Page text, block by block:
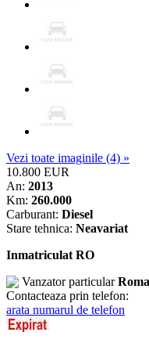
Vezi toate imaginile (4) »
10.800 EUR
An: 2013
Km: 260.000
Carburant: Diesel
Stare tehnica: Neavariat
Inmatriculat RO
Vanzator particular
Contacteaza prin telefon:
arata numarul de telefon